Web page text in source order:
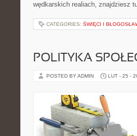
wędkarskich realiach, znajdziesz
CATEGORIES: ŚWIĘCI I
POLITYKA
POSTED BY ADMIN LUT - 25 -